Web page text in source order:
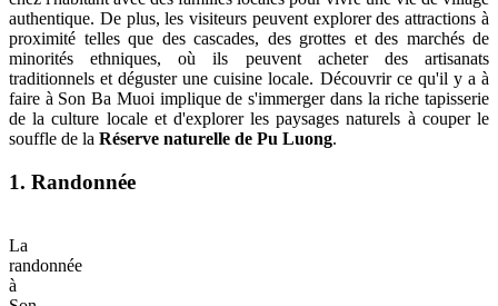
authentique. De plus, les visiteurs peuvent explorer des attractions à
proximité telles que des cascades, des grottes et des marchés de
minorités ethniques, où ils peuvent acheter des artisanats
traditionnels et déguster une cuisine locale. Découvrir ce qu'il y a à
faire à Son Ba Muoi implique de s'immerger dans la riche tapisserie
de la culture locale et d'explorer les paysages naturels à couper le
souffle de la Réserve naturelle de Pu Luong.
1. Randonnée
La
randonnée
à